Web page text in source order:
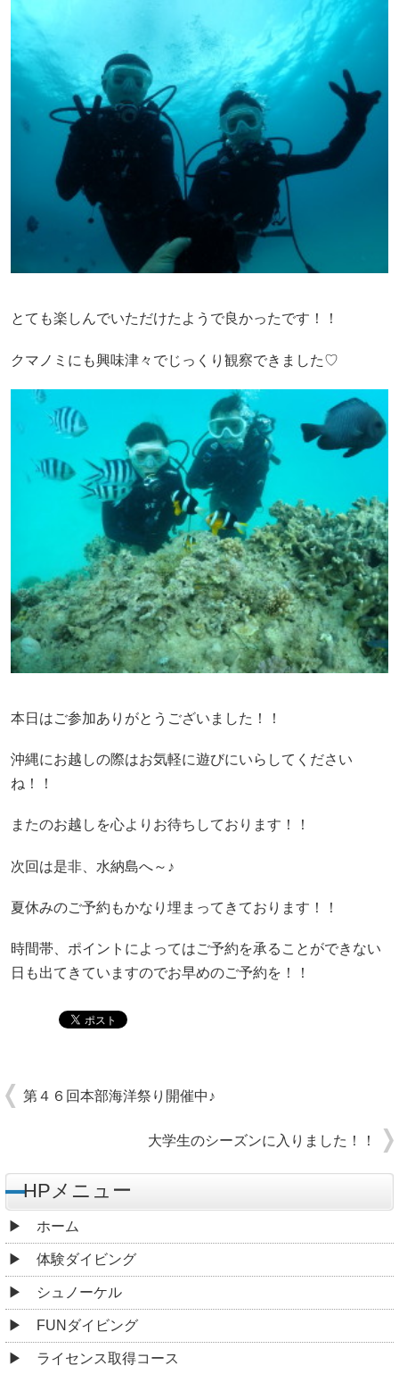
とても楽しんでいただけたようで良かったです！！
クマノミにも興味津々でじっくり観察できました♡
本日はご参加ありがとうございました！！
沖縄にお越しの際はお気軽に遊びにいらしてください
ね！！
またのお越しを心よりお待ちしております！！
次回は是非、水納島へ～♪
夏休みのご予約もかなり埋まってきております！！
時間帯、ポイントによってはご予約を承ることができない
日も出てきていますのでお早めのご予約を！！
第４６回本部海洋祭り開催中♪
大学生のシーズンに入りました！！
HPメニュー
ホーム
体験ダイビング
シュノーケル
FUNダイビング
ライセンス取得コース